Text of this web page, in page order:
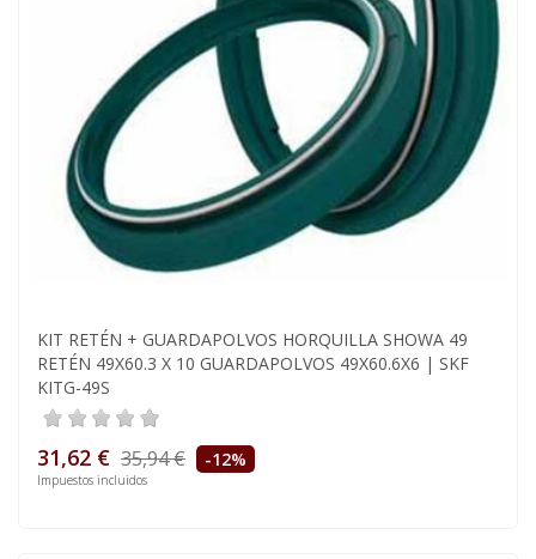
KIT RETÉN + GUARDAPOLVOS HORQUILLA SHOWA 49
RETÉN 49X60.3 X 10 GUARDAPOLVOS 49X60.6X6 | SKF
KITG-49S
31,62 € 35,94 € -12%
Impuestos incluidos